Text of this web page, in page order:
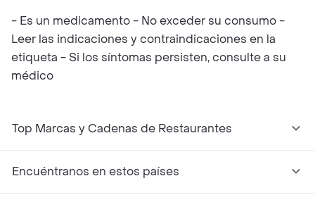
- Es un medicamento - No exceder su consumo -
Leer las indicaciones y contraindicaciones en la
etiqueta - Si los síntomas persisten, consulte a su
médico
Top Marcas y Cadenas de Restaurantes
Encuéntranos en estos países